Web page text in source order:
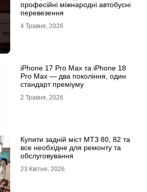
професійні міжнародні автобусні
перевезення
4 Травня, 2026
iРhone 17 Рro Мax та iРhone 18
Рro Мax — два покоління, один
стандарт преміуму
2 Травня, 2026
Купити задній міст МТЗ 80, 82 та
все необхідне для ремонту та
обслуговування
23 Квітня, 2026